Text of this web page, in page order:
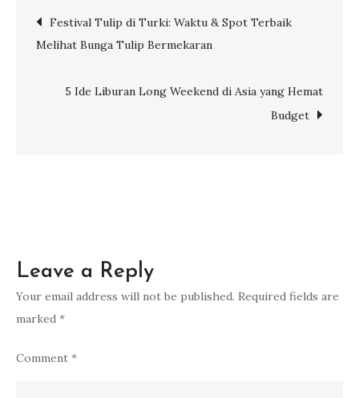
Naik
Pesawat
Sering
Post
navigation
Festival Tulip di Turki: Waktu & Spot Terbaik
Melihat Bunga Tulip Bermekaran
5 Ide Liburan Long Weekend di Asia yang Hemat
Budget
Leave a Reply
Your email address will not be published. Required fields are
marked *
Comment *